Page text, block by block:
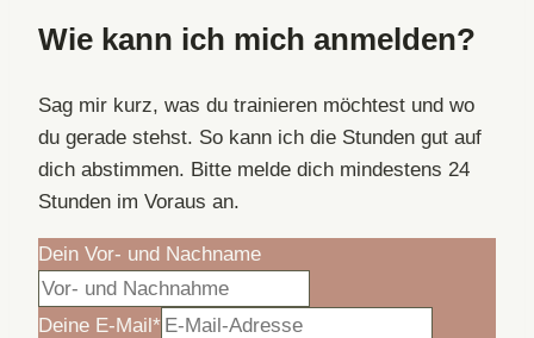
Wie kann ich mich anmelden?
Sag mir kurz, was du trainieren möchtest und wo
du gerade stehst. So kann ich die Stunden gut auf
dich abstimmen. Bitte melde dich mindestens 24
Stunden im Voraus an.
Dein Vor- und Nachname
Deine E-Mail*